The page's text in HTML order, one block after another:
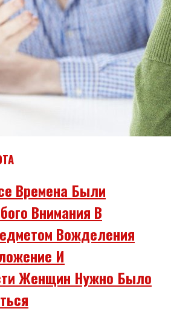
Времена Были
Внимания В
Вожделения
И
Женщин Нужно Было